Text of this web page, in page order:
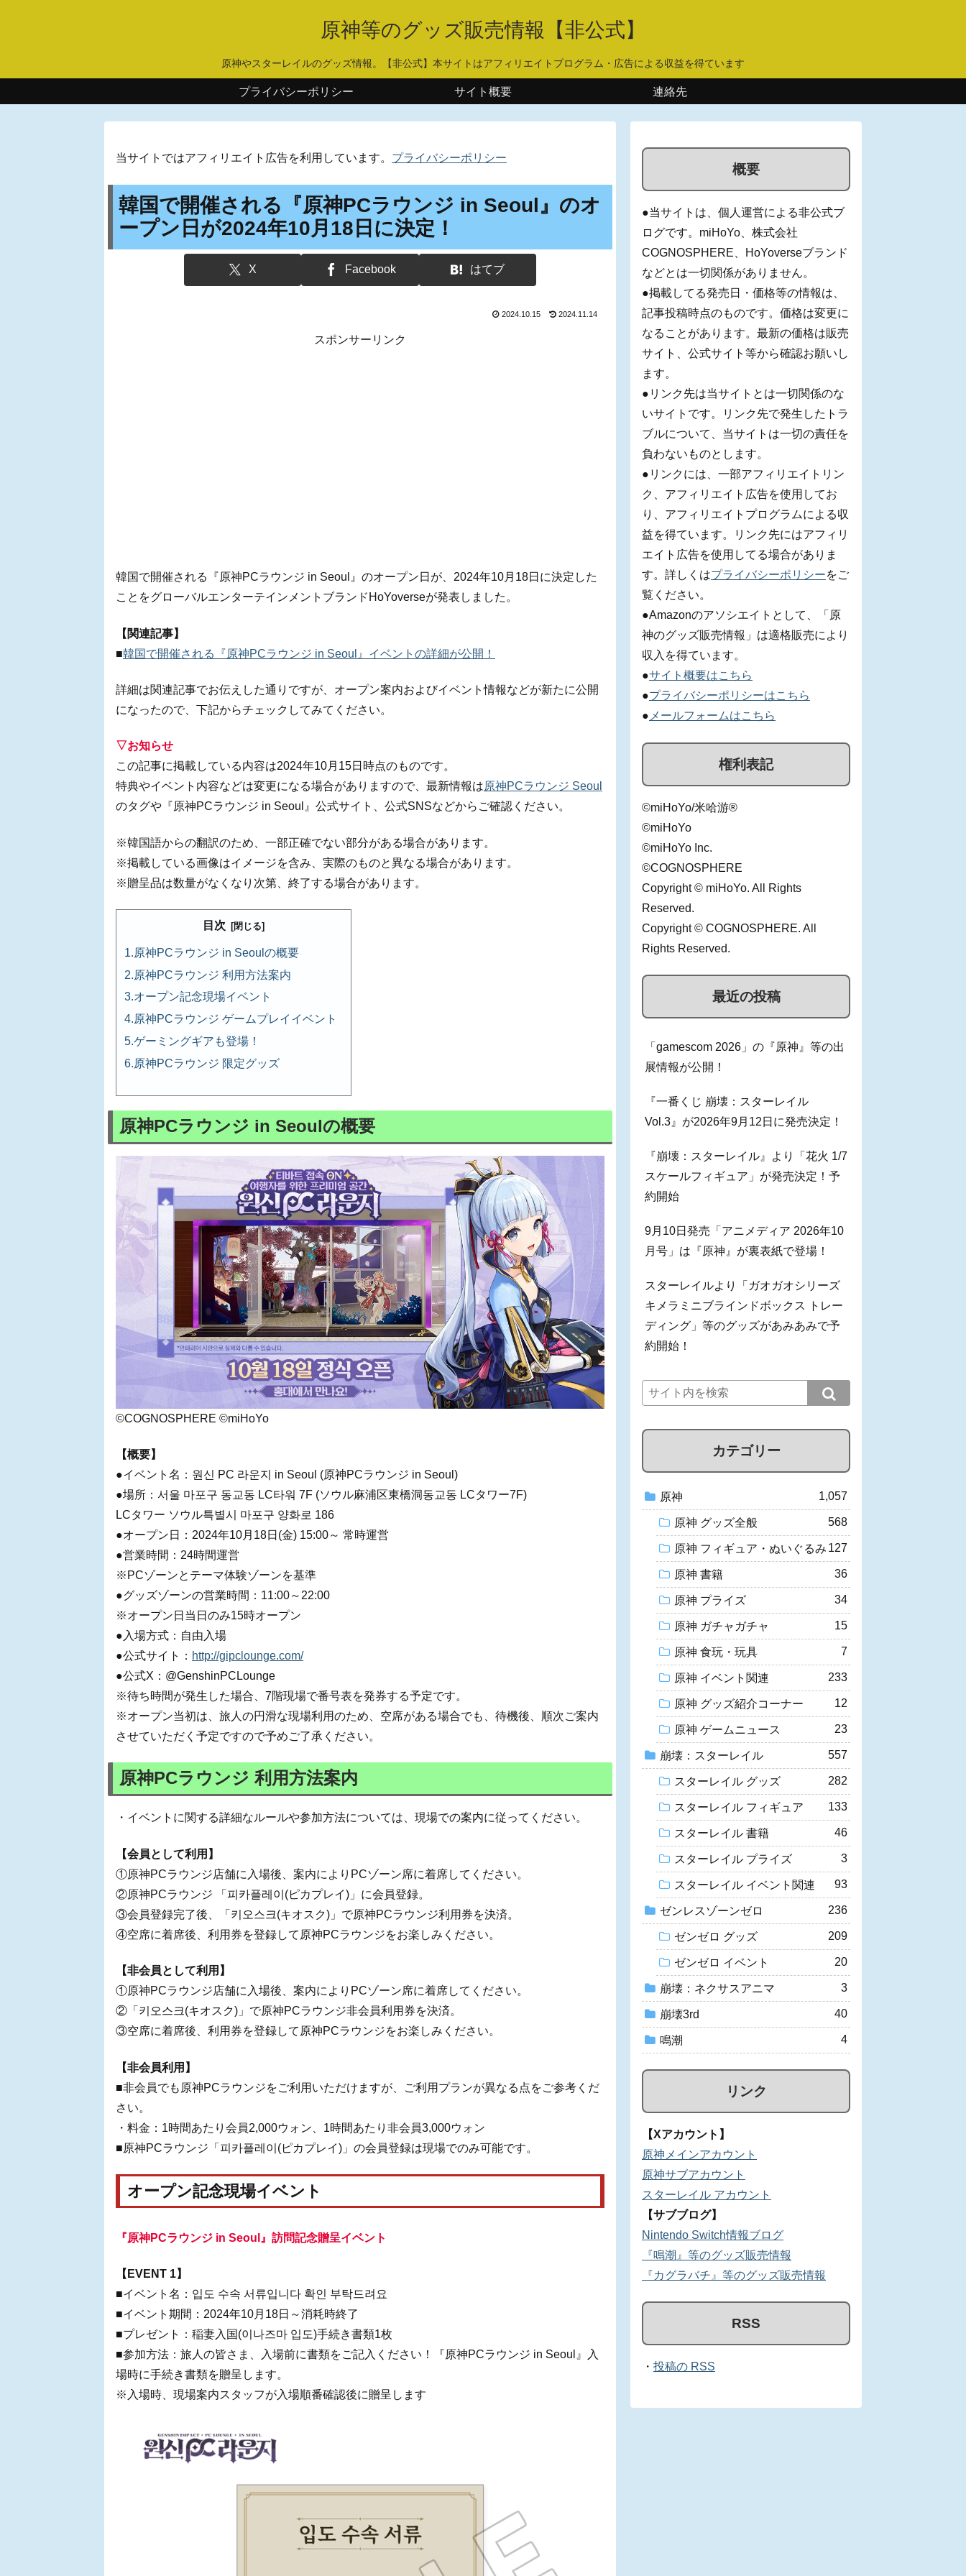
原神等のグッズ販売情報【非公式】
原神やスターレイルのグッズ情報。【非公式】本サイトはアフィリエイトプログラム・広告による収益を得ています
プライバシーポリシー サイト概要 連絡先
当サイトではアフィリエイト広告を利用しています。 プライバシーポリシー
韓国で開催される『原神PCラウンジ in Seoul』のオ
ープン日が2024年10月18日に決定！
X Facebook はてブ
2024.10.15 2024.11.14
スポンサーリンク
韓国で開催される『原神PCラウンジ in Seoul』のオープン日が、2024年10月18日に決定した
ことをグローバルエンターテインメントブランドHoYoverseが発表しました。
【関連記事】
■韓国で開催される『原神PCラウンジ in Seoul』イベントの詳細が公開！
詳細は関連記事でお伝えした通りですが、オープン案内およびイベント情報などが新たに公開
になったので、下記からチェックしてみてください。
▽お知らせ
この記事に掲載している内容は2024年10月15日時点のものです。
特典やイベント内容などは変更になる場合がありますので、最新情報は原神PCラウンジ Seoul
のタグや『原神PCラウンジ in Seoul』公式サイト、公式SNSなどからご確認ください。
※韓国語からの翻訳のため、一部正確でない部分がある場合があります。
※掲載している画像はイメージを含み、実際のものと異なる場合があります。
※贈呈品は数量がなくなり次第、終了する場合があります。
目次
原神PCラウンジ in Seoulの概要
原神PCラウンジ 利用方法案内
オープン記念現場イベント
原神PCラウンジ ゲームプレイイベント
ゲーミングギアも登場！
原神PCラウンジ 限定グッズ
原神PCラウンジ in Seoulの概要
©COGNOSPHERE ©miHoYo
【概要】
●イベント名：원신 PC 라운지 in Seoul (原神PCラウンジ in Seoul)
●場所：서울 마포구 동교동 LC타워 7F (ソウル麻浦区東橋洞동교동 LCタワー7F)
LCタワー ソウル특별시 마포구 양화로 186
●オープン日：2024年10月18日(金) 15:00～ 常時運営
●営業時間：24時間運営
※PCゾーンとテーマ体験ゾーンを基準
●グッズゾーンの営業時間：11:00～22:00
※オープン日当日のみ15時オープン
●入場方式：自由入場
●公式サイト： http://gipclounge.com/
●公式X：@GenshinPCLounge
※待ち時間が発生した場合、7階現場で番号表を発券する予定です。
※オープン当初は、旅人の円滑な現場利用のため、空席がある場合でも、待機後、順次ご案内
させていただく予定ですので予めご了承ください。
原神PCラウンジ 利用方法案内
・イベントに関する詳細なルールや参加方法については、現場での案内に従ってください。
【会員として利用】
①原神PCラウンジ店舗に入場後、案内によりPCゾーン席に着席してください。
②原神PCラウンジ 「피카플레이(ピカプレイ)」に会員登録。
③会員登録完了後、「키오스크(キオスク)」で原神PCラウンジ利用券を決済。
④空席に着席後、利用券を登録して原神PCラウンジをお楽しみください。
【非会員として利用】
①原神PCラウンジ店舗に入場後、案内によりPCゾーン席に着席してください。
②「키오스크(キオスク)」で原神PCラウンジ非会員利用券を決済。
③空席に着席後、利用券を登録して原神PCラウンジをお楽しみください。
【非会員利用】
■非会員でも原神PCラウンジをご利用いただけますが、ご利用プランが異なる点をご参考くだ
さい。
・料金：1時間あたり会員2,000ウォン、1時間あたり非会員3,000ウォン
■原神PCラウンジ「피카플레이(ピカプレイ)」の会員登録は現場でのみ可能です。
オープン記念現場イベント
『原神PCラウンジ in Seoul』訪問記念贈呈イベント
【EVENT 1】
■イベント名：입도 수속 서류입니다 확인 부탁드려요
■イベント期間：2024年10月18日～消耗時終了
■プレゼント：稲妻入国(이나즈마 입도)手続き書類1枚
■参加方法：旅人の皆さま、入場前に書類をご記入ください！『原神PCラウンジ in Seoul』入
場時に手続き書類を贈呈します。
※入場時、現場案内スタッフが入場順番確認後に贈呈します
概要
●当サイトは、個人運営による非公式ブ
ログです。miHoYo、株式会社
COGNOSPHERE、HoYoverseブランド
などとは一切関係がありません。
●掲載してる発売日・価格等の情報は、
記事投稿時点のものです。価格は変更に
なることがあります。最新の価格は販売
サイト、公式サイト等から確認お願いし
ます。
●リンク先は当サイトとは一切関係のな
いサイトです。リンク先で発生したトラ
ブルについて、当サイトは一切の責任を
負わないものとします。
●リンクには、一部アフィリエイトリン
ク、アフィリエイト広告を使用してお
り、アフィリエイトプログラムによる収
益を得ています。リンク先にはアフィリ
エイト広告を使用してる場合がありま
す。詳しくはプライバシーポリシーをご
覧ください。
●Amazonのアソシエイトとして、「原
神のグッズ販売情報」は適格販売により
収入を得ています。
●サイト概要はこちら
●プライバシーポリシーはこちら
● メールフォームはこちら
権利表記
©miHoYo/米哈游®
©miHoYo
©miHoYo Inc.
©COGNOSPHERE
Copyright © miHoYo. All Rights
Reserved.
Copyright © COGNOSPHERE. All
Rights Reserved.
最近の投稿
「gamescom 2026」の『原神』等の出
展情報が公開！
『一番くじ 崩壊：スターレイル
Vol.3』が2026年9月12日に発売決定！
『崩壊：スターレイル』より「花火 1/7
スケールフィギュア」が発売決定！予
約開始
9月10日発売「アニメディア 2026年10
月号」は『原神』が裏表紙で登場！
スターレイルより「ガオガオシリーズ
キメラミニブラインドボックス トレー
ディング」等のグッズがあみあみで予
約開始！
カテゴリー
原神 1,057
原神 グッズ全般 568
原神 フィギュア・ぬいぐるみ 127
原神 書籍 36
原神 プライズ 34
原神 ガチャガチャ 15
原神 食玩・玩具 7
原神 イベント関連 233
原神 グッズ紹介コーナー 12
原神 ゲームニュース 23
崩壊：スターレイル 557
スターレイル グッズ 282
スターレイル フィギュア 133
スターレイル 書籍 46
スターレイル プライズ 3
スターレイル イベント関連 93
ゼンレスゾーンゼロ 236
ゼンゼロ グッズ 209
ゼンゼロ イベント 20
崩壊：ネクサスアニマ 3
崩壊3rd 40
鳴潮 4
リンク
【Xアカウント】
原神メインアカウント
原神サブアカウント
スターレイル アカウント
【サブブログ】
Nintendo Switch情報ブログ
『鳴潮』等のグッズ販売情報
『カグラバチ』等のグッズ販売情報
RSS
・ 投稿の RSS